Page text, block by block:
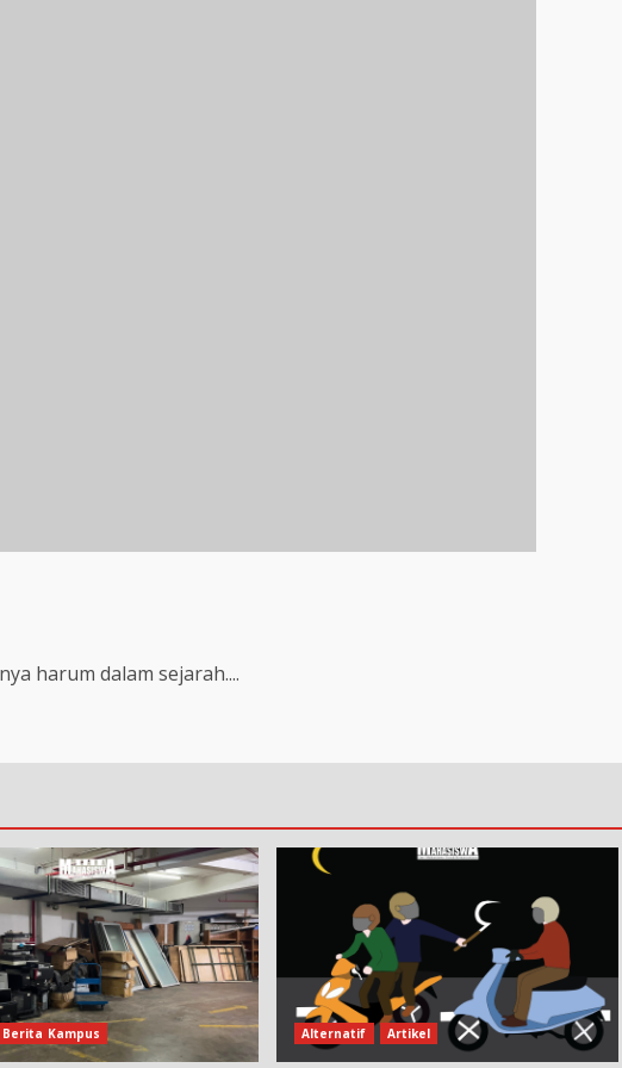
harum dalam sejarah....
Berita Kampus Alternatif Artikel